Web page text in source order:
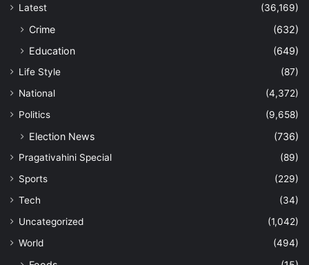
Latest
(36,169)
Crime
(632)
Education
(649)
Life Style
(87)
National
(4,372)
Politics
(9,658)
Election News (736)
Pragativahini Special
(89)
Sports
(229)
Tech
(34)
Uncategorized
(1,042)
World
(494)